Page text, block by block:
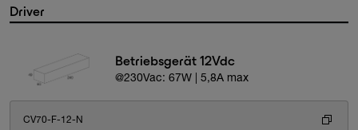
Driver
Betriebsgerät 12Vdc
@230Vac: 67W | 5,8A max
CV70-F-12-N